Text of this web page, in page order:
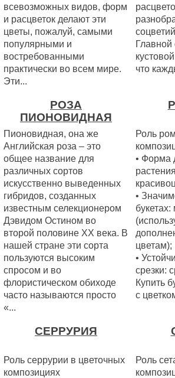
всевозможных видов, форм
и расцветок делают эти
цветы, пожалуй, самыми
популярными и
востребованными
практически во всем мире.
Эти...
Главной
что
РОЗА
ПИОНОВИДНАЯ
Пионовидная, она же
Английская роза – это
общее название для
различных сортов
искусственно выведенных
гибридов, созданных
известным селекционером
Дэвидом Остином во
второй половине XX века. В
нашей стране эти сорта
пользуются высоким
спросом и во
флористическом обиходе
часто называются просто
«...
Роль
• Форма
•
цветам);
•
срезки:
Купить
с
СЕРРУРИЯ
Роль серрурии в цветочных
композициях
Роль